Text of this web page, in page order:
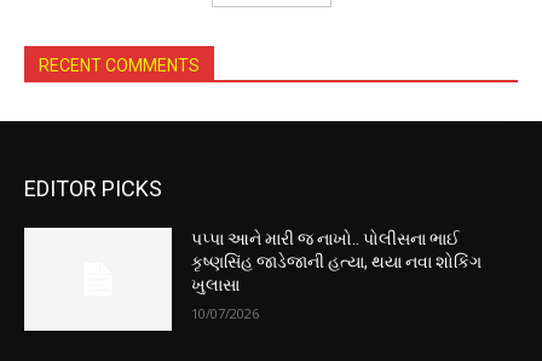
RECENT COMMENTS
EDITOR PICKS
પપ્પા આને મારી જ નાખો.. પોલીસના ભાઈ
કૃષ્ણસિંહ જાડેજાની હત્યા, થયા નવા શોકિંગ
ખુલાસા
10/07/2026